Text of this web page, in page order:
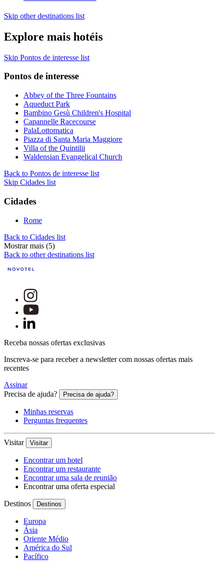
Skip other destinations list
Explore mais hotéis
Skip Pontos de interesse list
Pontos de interesse
Abbey of the Three Fountains
Aqueduct Park
Bambino Gesù Children's Hospital
Capannelle Racecourse
PalaLottomatica
Piazza di Santa Maria Maggiore
Villa of the Quintilii
Waldensian Evangelical Church
Back to Pontos de interesse list
Skip Cidades list
Cidades
Rome
Back to Cidades list
Mostrar mais (5)
Back to other destinations list
Receba nossas ofertas exclusivas
Inscreva-se para receber a newsletter com nossas ofertas mais
recentes
Assinar
Precisa de ajuda?
Precisa de ajuda?
Minhas reservas
Perguntas frequentes
Visitar Visitar
Encontrar um hotel
Encontrar um restaurante
Encontrar uma sala de reunião
Encontrar uma oferta especial
Destinos Destinos
Europa
Ásia
Oriente Médio
América do Sul
Pacífico